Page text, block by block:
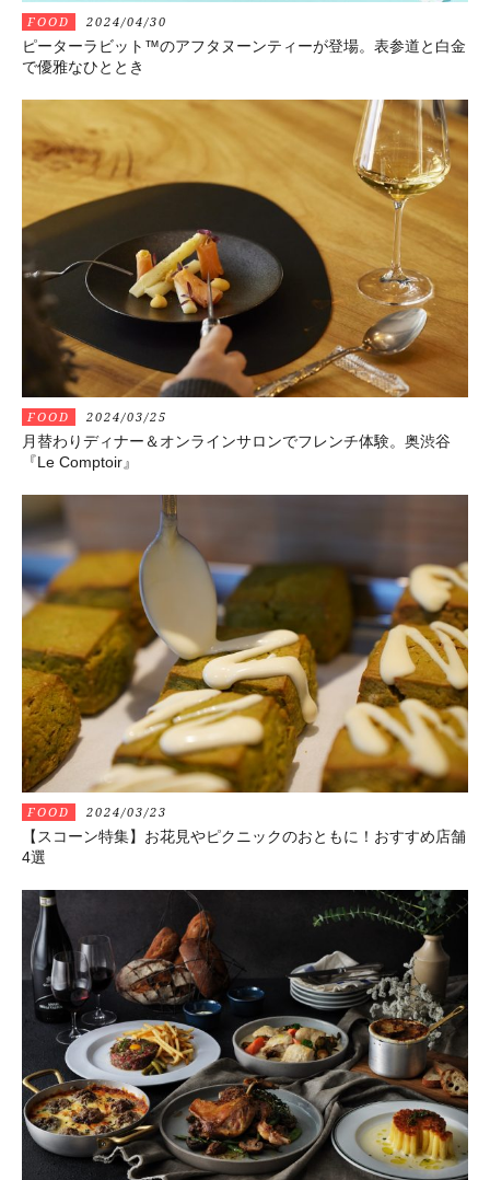
FOOD 2024/04/30
ピーターラビット™のアフタヌーンティーが登場。表参道と白金
で優雅なひととき
FOOD 2024/03/25
月替わりディナー＆オンラインサロンでフレンチ体験。奥渋谷
『Le Comptoir』
FOOD 2024/03/23
【スコーン特集】お花見やピクニックのおともに！おすすめ店舗
4選